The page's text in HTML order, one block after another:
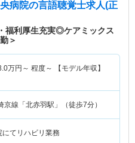
病院の言語聴覚士求人(正
福利厚生充実◎ケアミックス
＞
万円～ 程度～ 【モデル年収】
京線「北赤羽駅」（徒歩7分）
にてリハビリ業務